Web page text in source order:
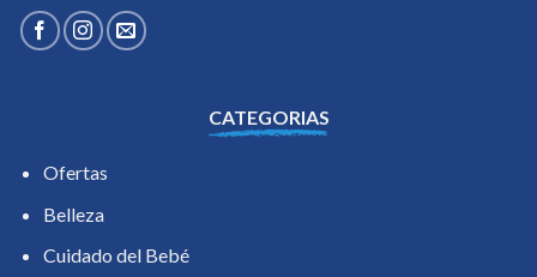
CATEGORIAS
Ofertas
Belleza
Cuidado del Bebé